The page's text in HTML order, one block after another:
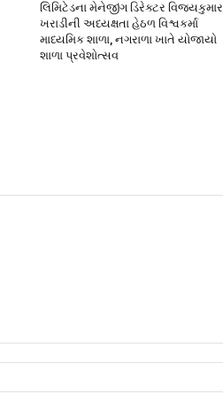
લિમિટેડના મેનેજીંગ ડિરેક્ટર વિજયકુમાર
ખરાડીની અધ્યક્ષતા હેઠળ વિશ્વકર્મા
માધ્યમિક શાળા, નગરાળા ખાતે યોજાયો
શાળા પ્રવેશોત્સવ